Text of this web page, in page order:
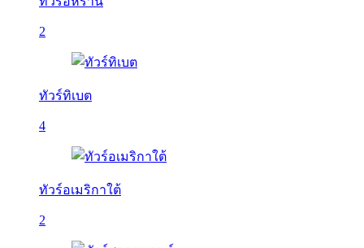
2
ทัวร์ทิเบต
4
ทัวร์อเมริกาใต้
2